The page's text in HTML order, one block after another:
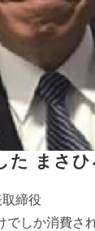
た まさひ
締役
でしか消費さ